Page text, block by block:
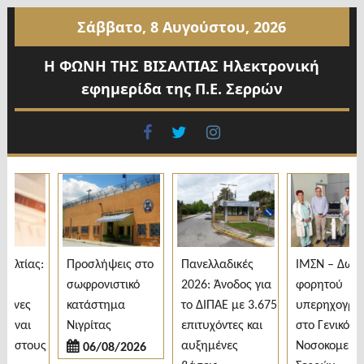
περιεχόμενο
Σάββατο, 8 Αυγούστου, 2026
Η ΦΩΝΗ ΤΗΣ ΒΙΣΑΛΤΙΑΣ Ηλεκτρονική
εφημερίδα της Π.Ε. Σερρών
facebook
twitter
Προσλήψεις στο
σωφρονιστικό
κατάστημα
Νιγρίτας
06/08/2026
Πανελλαδικές
2026: Άνοδος για
το ΔΙΠΑΕ με 3.675
επιτυχόντες και
αυξημένες
ΙΜΣΝ – Δωρεά
φορητού
στο Γενικό
Νοσοκομείο